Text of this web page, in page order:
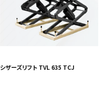
シザーズリフト TVL 635 TCJ